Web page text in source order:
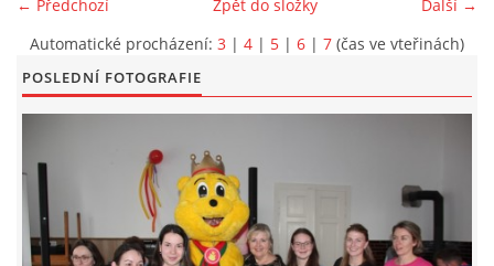
© 2026 eStránky.cz |Aktualizováno: 5. 6. 2026|Nahoru ↑
← Předchozí Další →
Zpět do složky
Automatické procházení: 3 | 4 | 5 | 6 | 7 (čas ve vteřinách)
POSLEDNÍ FOTOGRAFIE